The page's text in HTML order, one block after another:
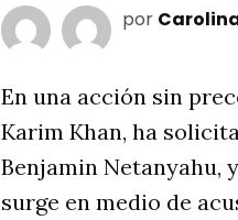
por
En una acción sin
Karim Khan, ha
Benjamin Netanyahu,
surge en medio de